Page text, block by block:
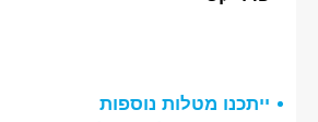
ייתכנו מטלות נוספות